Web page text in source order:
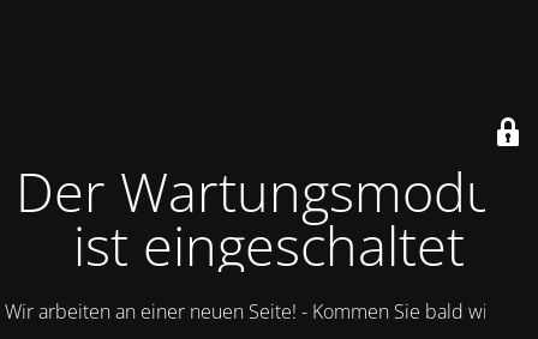
Der Wartungsmodus
ist eingeschaltet
Wir arbeiten an einer neuen Seite! - Kommen Sie bald wieder.